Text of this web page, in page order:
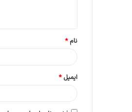
*
نام*
ایمیل*